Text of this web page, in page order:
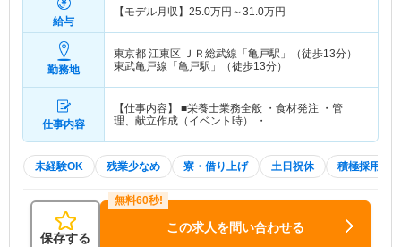
給与
【モデル月収】 25.0万円～31.0万円
勤務地
東京都 江東区 ＪＲ総武線「亀戸駅」（徒歩13分）
東武亀戸線「亀戸駅」（徒歩13分）
仕事内容
【仕事内容】 ■栄養士業務全般 ・食材発注 ・管
理、献立作成（イベント時） ・…
未経験OK 残業少なめ 寮・借り上げ 土日祝休 積極採用中
保存する
この求人を問い合わせる